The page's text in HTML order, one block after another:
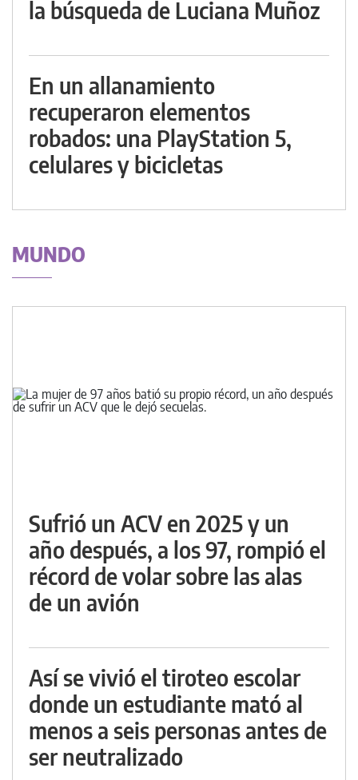
la búsqueda de Luciana Muñoz
En un allanamiento
recuperaron elementos
robados: una PlayStation 5,
celulares y bicicletas
MUNDO
Sufrió un ACV en 2025 y un
año después, a los 97, rompió el
récord de volar sobre las alas
de un avión
Así se vivió el tiroteo escolar
donde un estudiante mató al
menos a seis personas antes de
ser neutralizado